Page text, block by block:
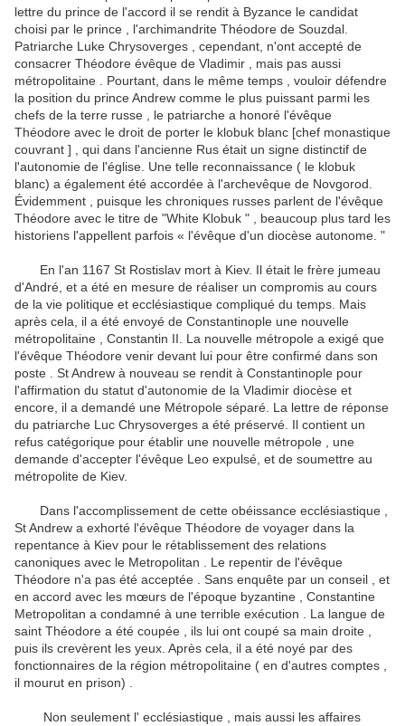
lettre du prince de l'accord il se rendit à Byzance le candidat
choisi par le prince , l'archimandrite Théodore de Souzdal.
Patriarche Luke Chrysoverges , cependant, n'ont accepté de
consacrer Théodore évêque de Vladimir , mais pas aussi
métropolitaine .
Pourtant, dans le même temps , vouloir défendre
la position du prince Andrew comme le plus puissant parmi les
chefs de la terre russe , le patriarche a honoré l'évêque
Théodore avec le droit de porter le klobuk blanc [chef monastique
couvrant ] , qui dans l'ancienne Rus était un signe distinctif de
l'autonomie de l'église. Une telle reconnaissance ( le klobuk
blanc) a également été accordée à l'archevêque de Novgorod.
Évidemment , puisque les chroniques russes parlent de l'évêque
Théodore avec le titre de "White Klobuk " , beaucoup plus tard les
historiens l'appellent parfois « l'évêque d'un diocèse autonome. "
En l'an 1167 St Rostislav mort à Kiev. Il était le frère jumeau
d'André, et a été en mesure de réaliser un compromis au cours
de la vie politique et ecclésiastique compliqué du temps. Mais
après cela, il a été envoyé de Constantinople une nouvelle
métropolitaine , Constantin II.
La nouvelle métropole a exigé que
l'évêque Théodore venir devant lui pour être confirmé dans son
poste .
St Andrew à nouveau se rendit à Constantinople pour
l'affirmation du statut d'autonomie de la Vladimir diocèse et
encore, il a demandé une Métropole séparé. La lettre de réponse
du patriarche Luc Chrysoverges a été préservé. Il contient un
refus catégorique pour établir une nouvelle métropole , une
demande d'accepter l'évêque Leo expulsé, et de soumettre au
métropolite de Kiev.
Dans l'accomplissement de cette obéissance ecclésiastique ,
St Andrew a exhorté l'évêque Théodore de voyager dans la
repentance à Kiev pour le rétablissement des relations
canoniques avec le Metropolitan .
Le repentir de l'évêque
Théodore n'a pas été acceptée .
Sans enquête par un conseil , et
en accord avec les mœurs de l'époque byzantine , Constantine
Metropolitan a condamné à une terrible exécution .
La langue de
saint Théodore a été coupée , ils lui ont coupé sa main droite ,
puis ils crevèrent les yeux. Après cela, il a été noyé par des
fonctionnaires de la région métropolitaine ( en d'autres comptes ,
il mourut en prison) .
Non seulement l' ecclésiastique , mais aussi les affaires